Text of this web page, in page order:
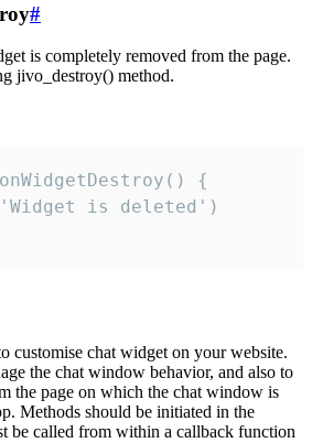
#
is completely removed from the page.
jivo_destroy() method.
{
is deleted')
customise chat widget on your website.
the chat window behavior, and also to
the page on which the chat window is
Methods should be initiated in the
be called from within a callback function